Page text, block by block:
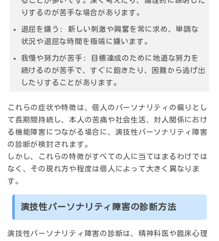
りするのが苦手な場合があります。
退屈を嫌う:
新しい刺激や興奮を常に求め、単調な
状況や退屈な時間を極端に嫌います。
我慢や努力が苦手:
目標達成のために地道な努力を
続けるのが苦手で、すぐに飽きたり、困難から逃げ出
したりすることがあります。
これらの症状や特徴は、個人の パーソナリティの偏り とし
て長期間持続し、 本人の苦痛や社会生活、対人関係におけ
る機能障害 につながる場合に、演技性パーソナリティ障害
の診断が検討されます。
しかし、これらの特徴がすべての人に当てはまるわけでは
なく、その現れ方や程度は個人によって大きく異なりま
す。
演技性パーソナリティ障害の診断方法
演技性パーソナリティ障害の診断は、 精神科医や臨床心理